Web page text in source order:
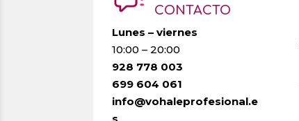
CONTACTO
Lunes – viernes
10:00 – 20:00
928 778 003
699 604 061
info@vohaleprofesional.e